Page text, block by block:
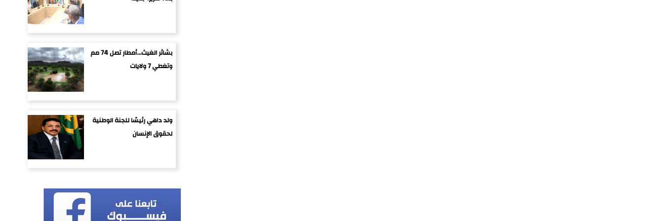
بشائر الغيث...أمطار تصل 74 مم
وتغطي 7 ولايات
ولد داهي رئيسًا للجنة الوطنية
لحقوق الإنسان